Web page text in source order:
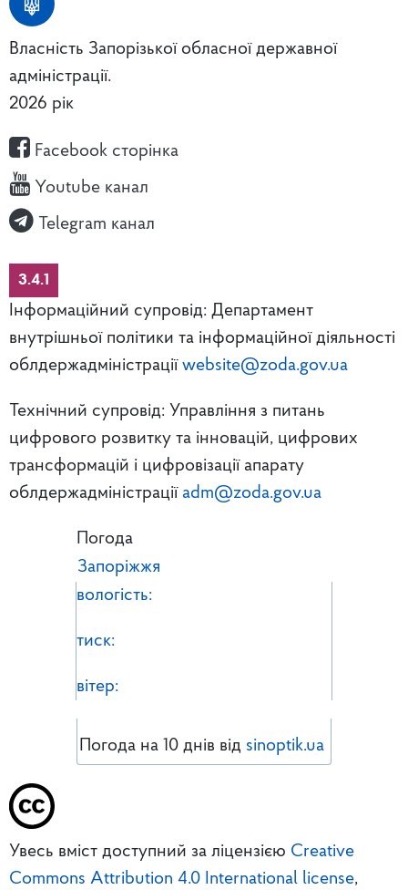
Власність Запорізької обласної державної
адміністрації.
2026 рік
Facebook сторінка
Youtube канал
Telegram канал
3.4.1
Інформаційний супровід: Департамент
внутрішньої політики та інформаційної діяльності
облдержадміністрації website@zoda.gov.ua
Технічний супровід: Управління з питань
цифрового розвитку та інновацій, цифрових
трансформацій і цифровізації апарату
облдержадміністрації adm@zoda.gov.ua
Погода
Запоріжжя
вологість:
тиск:
вітер:
Погода на 10 днів від sinoptik.ua
Увесь вміст доступний за ліцензією Creative
Commons Attribution 4.0 International license,